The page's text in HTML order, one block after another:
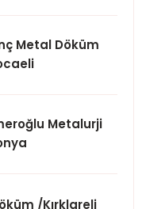
Metal Döküm
Metalurji
/Kırklareli